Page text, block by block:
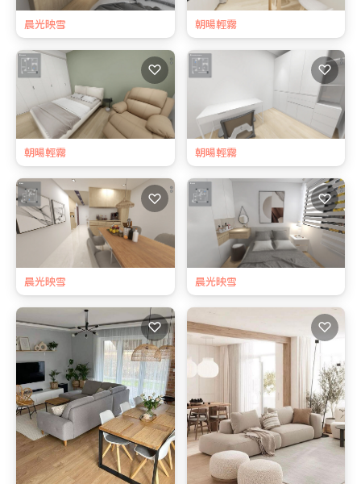
晨光映雪 朝暘輕霧
朝暘輕霧
♡
朝暘輕霧
♡
晨光映雪
♡
晨光映雪
♡
♡ ♡